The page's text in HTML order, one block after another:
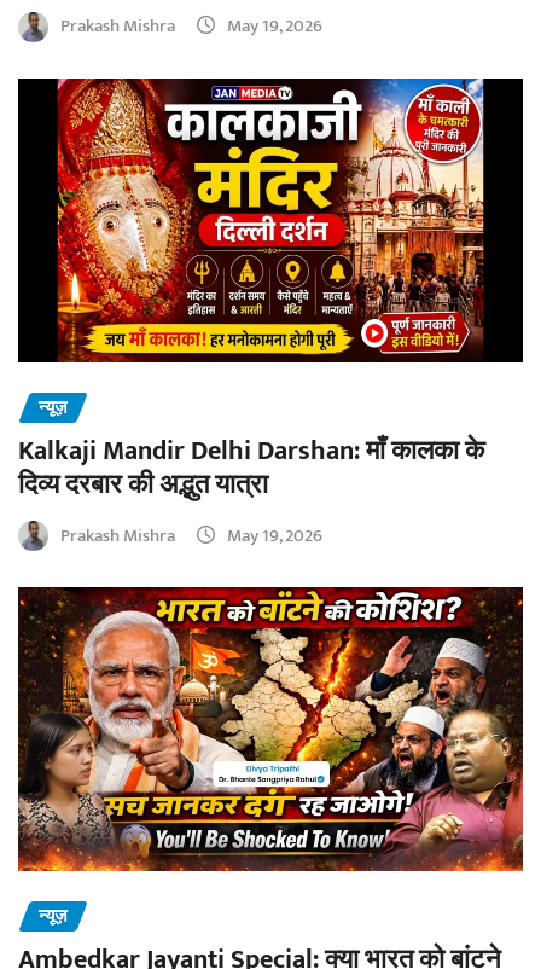
Prakash Mishra May 19, 2026
न्यूज़
Kalkaji Mandir Delhi Darshan: माँ कालका के
दिव्य दरबार की अद्भुत यात्रा
Prakash Mishra May 19, 2026
न्यूज़
Ambedkar Jayanti Special: क्या भारत को बांटने